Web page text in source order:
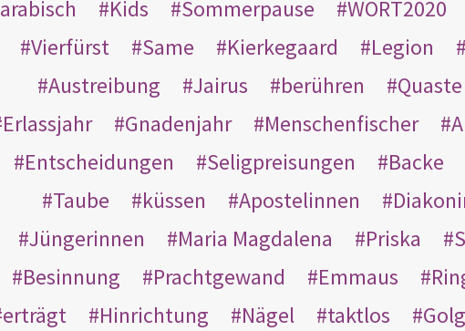
arabisch
Kids Sommerpause WORT2020
Vierfürst
Same Kierkegaard Legion
Austreibung
Jairus berühren Quaste
Erlassjahr
Gnadenjahr Menschenfischer
Entscheidungen
Seligpreisungen Backe
Taube
küssen Apostelinnen
Jüngerinnen
Maria Magdalena Priska
Besinnung
Prachtgewand Emmaus
erträgt
Hinrichtung Nägel taktlos